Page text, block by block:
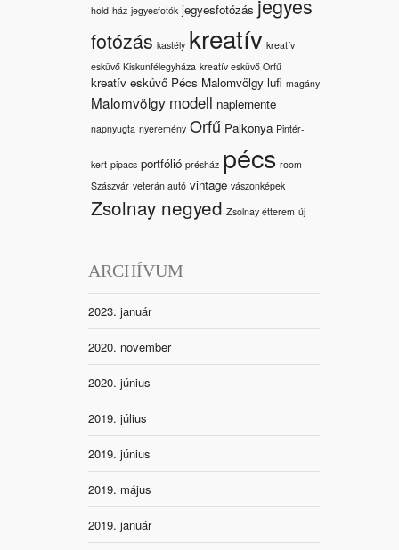
hold ház jegyesfotók jegyesfotózás jegyes
fotózás kastély kreatív kreatív
esküvő Kiskunfélegyháza kreatív esküvő Orfű
kreatív esküvő Pécs Malomvölgy lufi magány
Malomvölgy modell naplemente
napnyugta nyeremény Orfű Palkonya Pintér-
kert pipacs portfólió présház pécs room
Szászvár veterán autó vintage vászonképek
Zsolnay negyed Zsolnay étterem új
ARCHÍVUM
2023. január
2020. november
2020. június
2019. július
2019. június
2019. május
2019. január